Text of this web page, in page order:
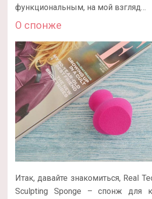
функциональным, на мой взгляд…
О спонже
Итак, давайте знакомиться, Real
Sculpting Sponge – спонж для